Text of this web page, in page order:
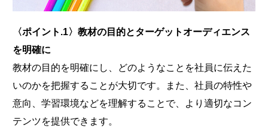
〈ポイント.1〉教材の目的とターゲットオーディエンス
を明確に
教材の目的を明確にし、どのようなことを社員に伝えた
いのかを把握することが大切です。また、社員の特性や
意向、学習環境などを理解することで、より適切なコン
テンツを提供できます。